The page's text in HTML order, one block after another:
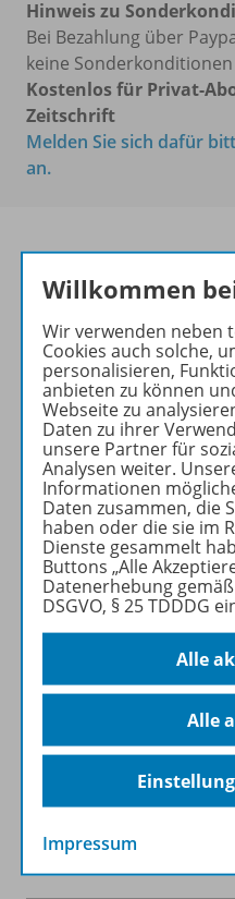
Hinweis zu
Bei Bezahlung über
keine
Kostenlos für Privat-
Zeitschrift
Melden Sie sich dafür
an.
Das
Ihr
Informationen
Beschreibung
Weitere Inhalte
Willkommen
Wir verwenden neben
Cookies auch solche,
personalisieren,
anbieten zu können
Webseite zu
Daten zu ihrer
unsere Partner für
Analysen weiter.
Informationen
Daten zusammen, die
haben oder die sie im
Dienste gesammelt
Buttons „Alle
Datenerhebung gemäß
DSGVO, § 25 TDDDG
Alle
Alle
Impressum